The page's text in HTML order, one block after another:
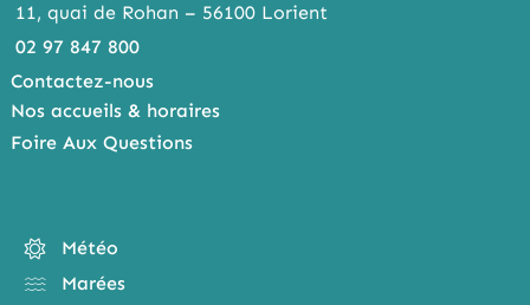
11, quai de Rohan – 56100 Lorient
02 97 847 800
Contactez-nous
Nos accueils & horaires
Foire Aux Questions
Météo
Marées